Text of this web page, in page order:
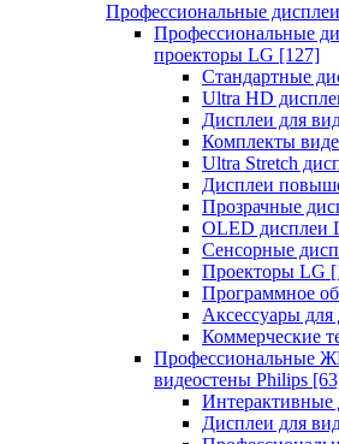
Профессиональные дисплеи
Профессиональные
проекторы LG [127]
Стандартные
Ultra HD
Дисплеи для
Комплекты
Ultra Stretch
Дисплеи
Прозрачные
OLED дисплеи
Сенсорные
Проекторы LG
Программное
Аксессуары
Коммерческие
Профессиональные
видеостены Philips
Интерактивные
Дисплеи для